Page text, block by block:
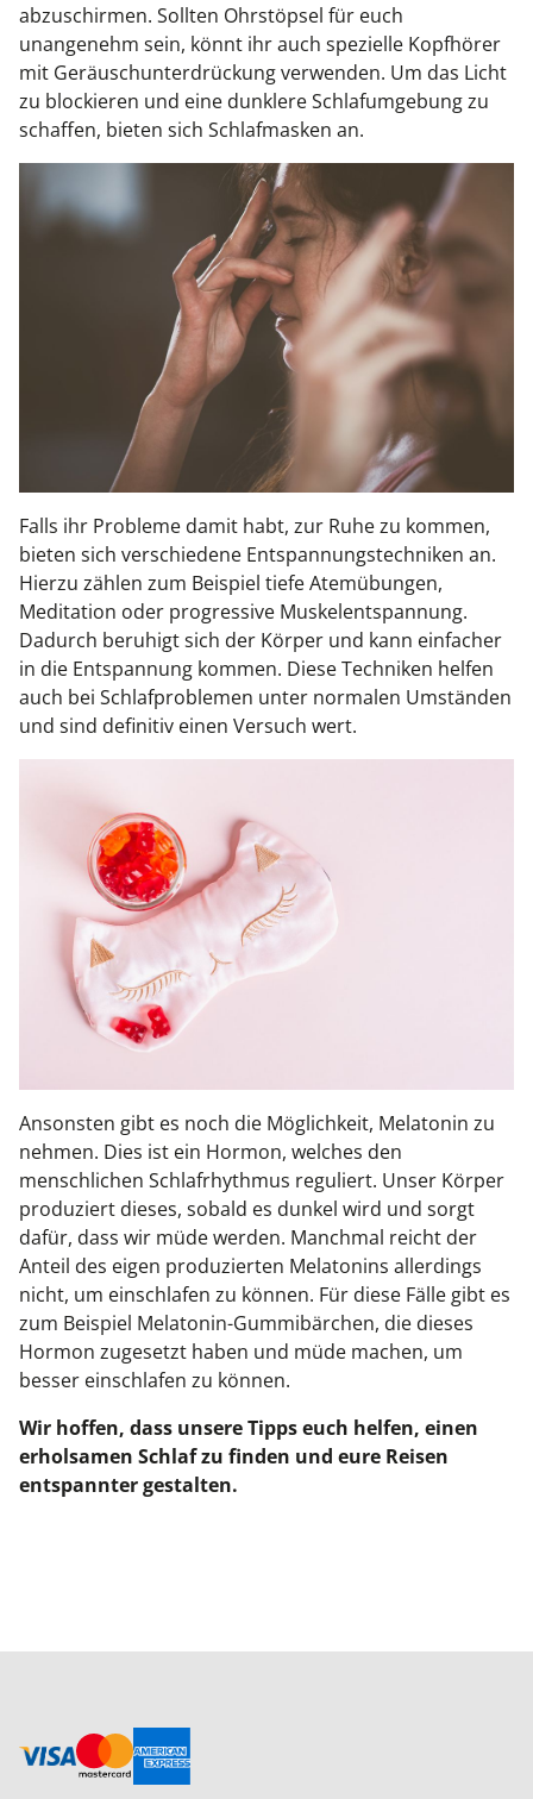
abzuschirmen. Sollten Ohrstöpsel für euch
unangenehm sein, könnt ihr auch spezielle Kopfhörer
mit Geräuschunterdrückung verwenden. Um das Licht
zu blockieren und eine dunklere Schlafumgebung zu
schaffen, bieten sich Schlafmasken an.
Falls ihr Probleme damit habt, zur Ruhe zu kommen,
bieten sich verschiedene Entspannungstechniken an.
Hierzu zählen zum Beispiel tiefe Atemübungen,
Meditation oder progressive Muskelentspannung.
Dadurch beruhigt sich der Körper und kann einfacher
in die Entspannung kommen. Diese Techniken helfen
auch bei Schlafproblemen unter normalen Umständen
und sind definitiv einen Versuch wert.
Ansonsten gibt es noch die Möglichkeit, Melatonin zu
nehmen. Dies ist ein Hormon, welches den
menschlichen Schlafrhythmus reguliert. Unser Körper
produziert dieses, sobald es dunkel wird und sorgt
dafür, dass wir müde werden. Manchmal reicht der
Anteil des eigen produzierten Melatonins allerdings
nicht, um einschlafen zu können. Für diese Fälle gibt es
zum Beispiel Melatonin-Gummibärchen, die dieses
Hormon zugesetzt haben und müde machen, um
besser einschlafen zu können.
Wir hoffen, dass unsere Tipps euch helfen, einen
erholsamen Schlaf zu finden und eure Reisen
entspannter gestalten.